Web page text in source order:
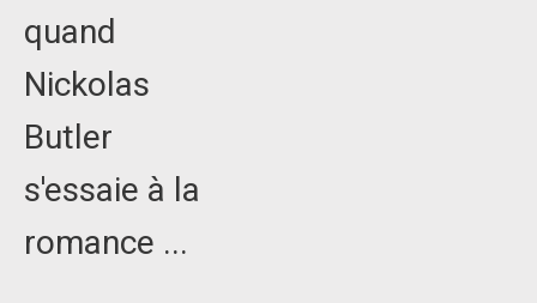
quand
Nickolas
Butler
s'essaie à la
romance ...